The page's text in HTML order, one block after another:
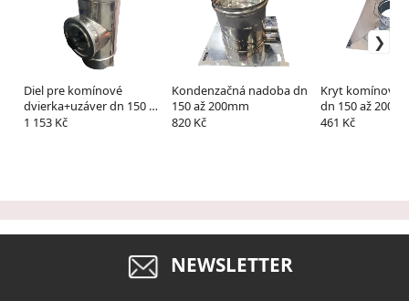
Diel pre komínové
dvierka+uzáver dn 150 až
200mm
1 153 Kč
Kondenzačná nadoba dn
150 až 200mm
820 Kč
Kryt
dn 150 až
461 Kč
NEWSLETTER